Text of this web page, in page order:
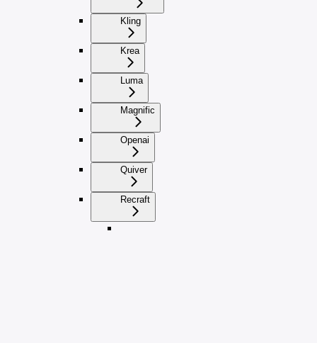
Kling
Krea
Luma
Magnific
Openai
Quiver
Recraft